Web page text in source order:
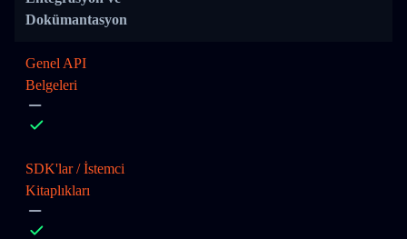
Dokümantasyon
Genel API
Belgeleri
SDK'lar / İstemci
Kitaplıkları